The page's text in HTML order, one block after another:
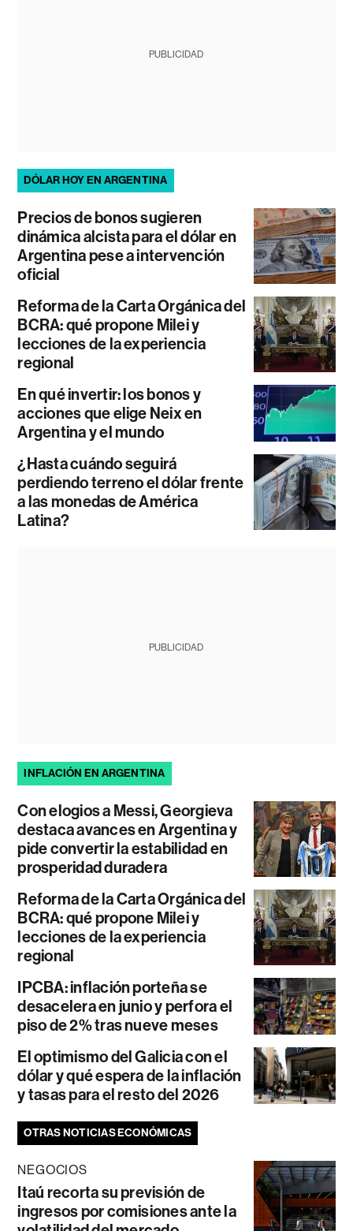
PUBLICIDAD
DÓLAR HOY EN ARGENTINA
Precios de bonos sugieren
dinámica alcista para el dólar en
Argentina pese a intervención
oficial
Reforma de la Carta Orgánica del
BCRA: qué propone Milei y
lecciones de la experiencia
regional
En qué invertir: los bonos y
acciones que elige Neix en
Argentina y el mundo
¿Hasta cuándo seguirá
perdiendo terreno el dólar frente
a las monedas de América
Latina?
PUBLICIDAD
INFLACIÓN EN ARGENTINA
Con elogios a Messi, Georgieva
destaca avances en Argentina y
pide convertir la estabilidad en
prosperidad duradera
Reforma de la Carta Orgánica del
BCRA: qué propone Milei y
lecciones de la experiencia
regional
IPCBA: inflación porteña se
desacelera en junio y perfora el
piso de 2% tras nueve meses
El optimismo del Galicia con el
dólar y qué espera de la inflación
y tasas para el resto del 2026
OTRAS NOTICIAS ECONÓMICAS
NEGOCIOS
Itaú recorta su previsión de
ingresos por comisiones ante la